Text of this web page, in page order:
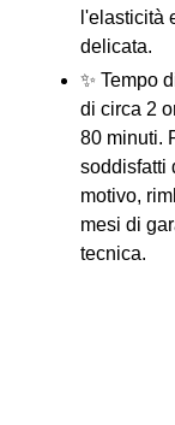
l'elasticità
delicata.
✨ Tempo
di circa 2
80 minuti.
soddisfatti
motivo,
mesi di
tecnica.